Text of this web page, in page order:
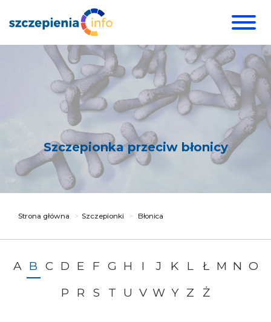
Szczepionka przeciw błonicy
Strona główna Szczepionki Błonica
A B C D E F G H I J K L Ł M N O
P
R S T U V W Y Z Ż